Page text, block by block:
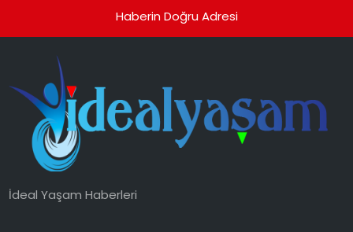
Haberin Doğru Adresi
İdeal Yaşam Haberleri